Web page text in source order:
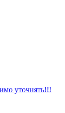
уточнять!!!